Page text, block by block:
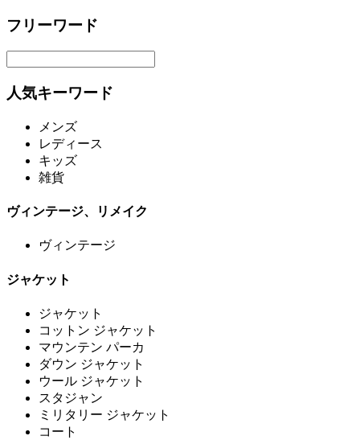
フリーワード
人気キーワード
メンズ
レディース
キッズ
雑貨
ヴィンテージ、リメイク
ヴィンテージ
ジャケット
ジャケット
コットン ジャケット
マウンテン パーカ
ダウン ジャケット
ウール ジャケット
スタジャン
ミリタリー ジャケット
コート